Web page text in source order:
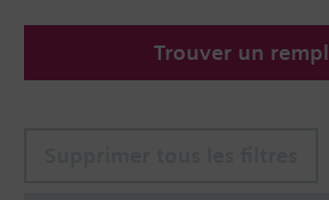
Trouver un